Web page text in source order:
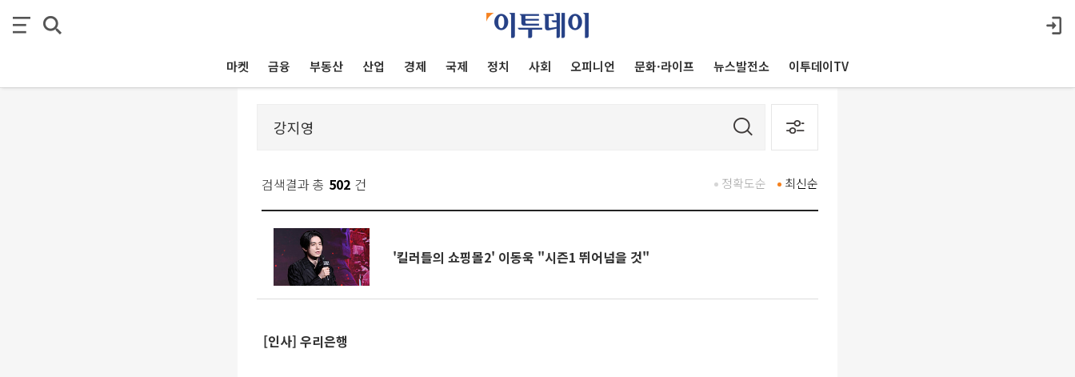
마켓 금융 부동산 산업 경제 국제 정치 사회 오피니언 문화·라이프 뉴스발전소 이투데이TV
검색결과 총 502 건 최신순
정확도순
'킬러들의 쇼핑몰2' 이동욱 "시즌1 뛰어넘을 것"
[인사] 우리은행